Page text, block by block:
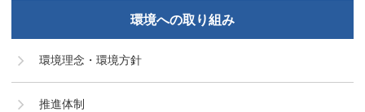
環境への取り組み
環境理念・環境方針
推進体制